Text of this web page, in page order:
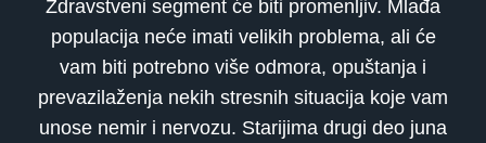
Zdravstveni segment će biti promenljiv. Mlađa
populacija neće imati velikih problema, ali će
vam biti potrebno više odmora, opuštanja i
prevazilaženja nekih stresnih situacija koje vam
unose nemir i nervozu. Starijima drugi deo juna